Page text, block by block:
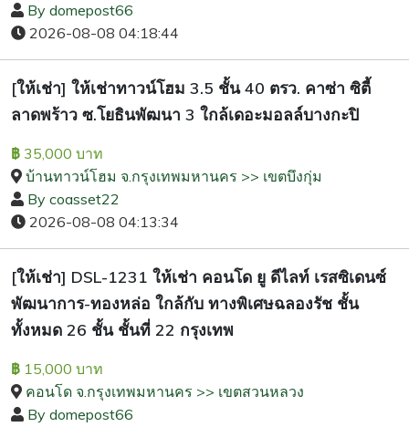
By domepost66
2026-08-08 04:18:44
[ให้เช่า] ให้เช่าทาวน์โฮม 3.5 ชั้น 40 ตรว. คาซ่า ซิตี้
ลาดพร้าว ซ.โยธินพัฒนา 3 ใกล้เดอะมอลล์บางกะปิ
฿ 35,000 บาท
บ้านทาวน์โฮม จ.กรุงเทพมหานคร >> เขตบึงกุ่ม
By coasset22
2026-08-08 04:13:34
[ให้เช่า] DSL-1231 ให้เช่า คอนโด ยู ดีไลท์ เรสซิเดนซ์
พัฒนาการ-ทองหล่อ ใกล้กับ ทางพิเศษฉลองรัช ชั้น
ทั้งหมด 26 ชั้น ชั้นที่ 22 กรุงเทพ
฿ 15,000 บาท
คอนโด จ.กรุงเทพมหานคร >> เขตสวนหลวง
By domepost66